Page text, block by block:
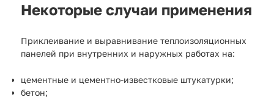
Некоторые случаи применения
Приклеивание и выравнивание теплоизоляционных
панелей при внутренних и наружных работах на:
цементные и цементно-известковые штукатурки;
бетон;